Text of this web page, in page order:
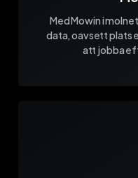
Med Mowin i
data, oavsett plats
att jobba